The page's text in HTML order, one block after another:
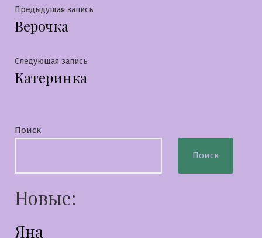
Навигация
по
записям
Предыдущая запись
Верочка
Следующая запись
Катеринка
Поиск
Поиск
Новые:
Яна